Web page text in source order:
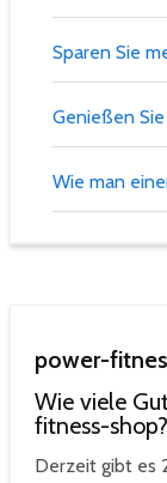
Sparen Sie
Genießen
Wie man
power-
Wie viele
fitness-shop?
Derzeit gibt es